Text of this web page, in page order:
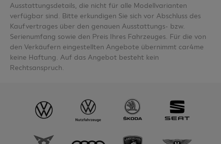
Ausstattungsdetails, die nicht für alle Modellvarianten
verfügbar sind. Bitte erkundigen Sie sich vor Abschluss des
Kaufvertrages über den genauen Ausstattungs- bzw.
Serienumfang sowie den Preis Ihres Fahrzeuges. Für die von
den Verkäufern eingestellten Angebote übernimmt car4me
keine Haftung. Auf das Angebot besteht kein
Rechtsanspruch.